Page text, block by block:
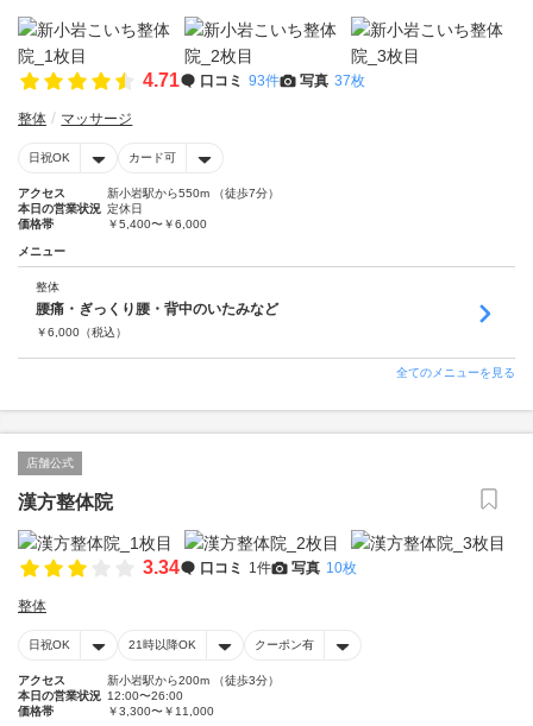
4.71 口コミ 93件 写真 37枚
整体 マッサージ
日祝OK カード可
アクセス
新小岩駅から550m （徒歩7分）
本日の営業状況 定休日
価格帯
￥5,400〜￥6,000
メニュー
整体
腰痛・ぎっくり腰・背中のいたみなど
￥6,000 （税込）
全てのメニューを見る
店舗公式
漢方整体院
3.34 口コミ 1件 写真 10枚
整体
日祝OK 21時以降OK クーポン有
アクセス
新小岩駅から200m （徒歩3分）
本日の営業状況 12:00〜26:00
価格帯
￥3,300〜￥11,000